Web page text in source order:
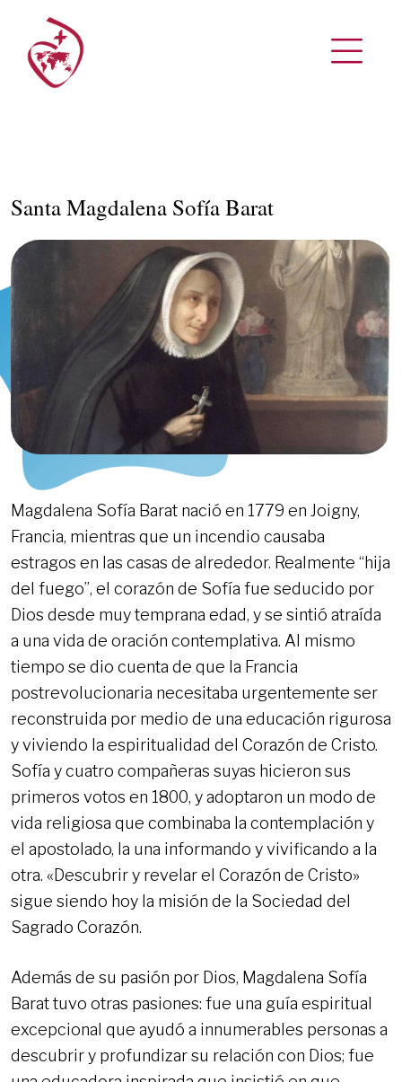
Santa Magdalena Sofía Barat
Magdalena Sofía Barat nació en 1779 en Joigny,
Francia, mientras que un incendio causaba
estragos en las casas de alrededor. Realmente “hija
del fuego”, el corazón de Sofía fue seducido por
Dios desde muy temprana edad, y se sintió atraída
a una vida de oración contemplativa. Al mismo
tiempo se dio cuenta de que la Francia
postrevolucionaria necesitaba urgentemente ser
reconstruida por medio de una educación rigurosa
y viviendo la espiritualidad del Corazón de Cristo.
Sofía y cuatro compañeras suyas hicieron sus
primeros votos en 1800, y adoptaron un modo de
vida religiosa que combinaba la contemplación y
el apostolado, la una informando y vivificando a la
otra. «Descubrir y revelar el Corazón de Cristo»
sigue siendo hoy la misión de la Sociedad del
Sagrado Corazón.
Además de su pasión por Dios, Magdalena Sofía
Barat tuvo otras pasiones: fue una guía espiritual
excepcional que ayudó a innumerables personas a
descubrir y profundizar su relación con Dios; fue